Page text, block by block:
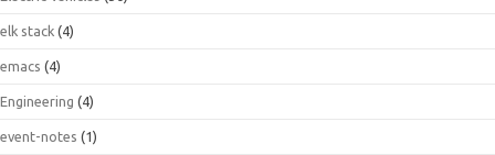
elk stack (4)
emacs (4)
Engineering (4)
event-notes (1)